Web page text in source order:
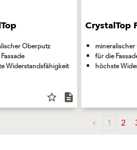
Oberputz
Widerstandsfähigkeit
star_border description
CrystalTop
für die
höchste
1 2